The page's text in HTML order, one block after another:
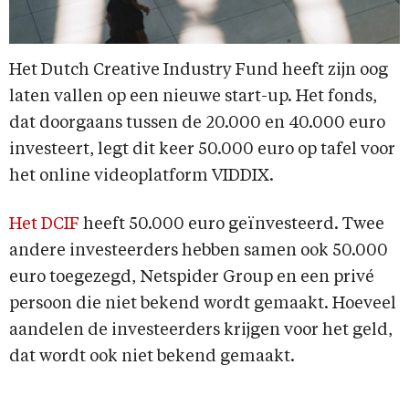
Het Dutch Creative Industry Fund heeft zijn oog
laten vallen op een nieuwe start-up. Het fonds,
dat doorgaans tussen de 20.000 en 40.000 euro
investeert, legt dit keer 50.000 euro op tafel voor
het online videoplatform VIDDIX.
Het DCIF heeft 50.000 euro geïnvesteerd. Twee
andere investeerders hebben samen ook 50.000
euro toegezegd, Netspider Group en een privé
persoon die niet bekend wordt gemaakt. Hoeveel
aandelen de investeerders krijgen voor het geld,
dat wordt ook niet bekend gemaakt.